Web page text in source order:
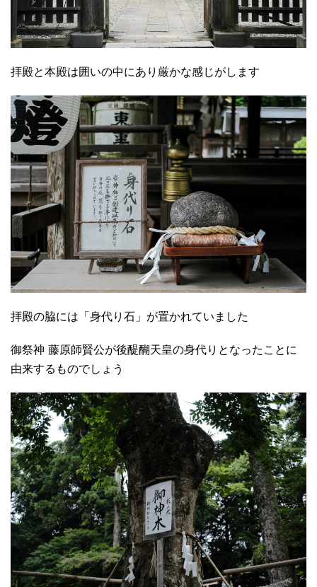
拝殿と本殿は囲いの中にあり厳かな感じがします
拝殿の脇には「身代り石」が置かれていました
御祭神 藤原師賢公が後醍醐天皇の身代りとなったことに
由来するものでしょう